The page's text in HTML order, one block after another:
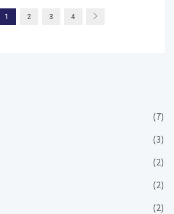
1 2 3 4
(7)
(3)
(2)
(2)
(2)